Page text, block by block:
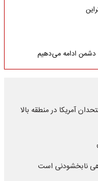
ادامه می‌دهیم
آمریکا در منطقه بالا
نابخشودنی است